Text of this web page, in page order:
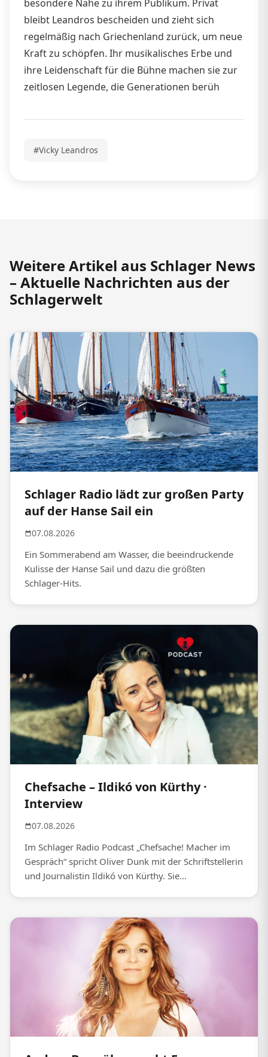
besondere Nähe zu ihrem Publikum. Privat
bleibt Leandros bescheiden und zieht sich
regelmäßig nach Griechenland zurück, um neue
Kraft zu schöpfen. Ihr musikalisches Erbe und
ihre Leidenschaft für die Bühne machen sie zur
zeitlosen Legende, die Generationen berüh
#Vicky Leandros
Weitere Artikel aus Schlager News
– Aktuelle Nachrichten aus der
Schlagerwelt
Schlager Radio lädt zur großen Party
auf der Hanse Sail ein
07.08.2026
Ein Sommerabend am Wasser, die beeindruckende
Kulisse der Hanse Sail und dazu die größten
Schlager-Hits.
Chefsache – Ildikó von Kürthy ·
Interview
07.08.2026
Im Schlager Radio Podcast „Chefsache! Macher im
Gespräch“ spricht Oliver Dunk mit der Schriftstellerin
und Journalistin Ildikó von Kürthy. Sie...